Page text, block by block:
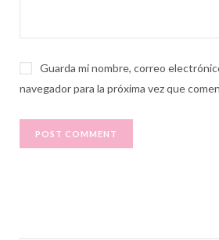
Guarda mi nombre, correo
navegador para la próxima vez que